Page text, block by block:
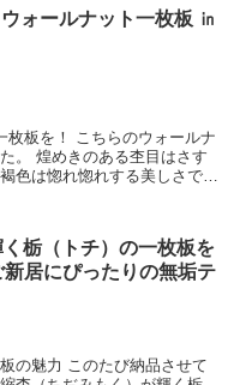
ォールナット一枚板 ㏌
ウォールナ
はさす
色は惚れ惚れする美しさで
栃（トチ）の一枚板を
新居にぴったりの無垢テ
納品させて